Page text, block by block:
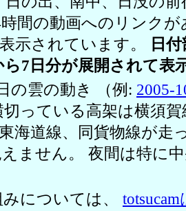
間の動画へのリンク
示されています。
日
ら7日分が展開されて表
の雲の動き （例: 2005-
切っている高架は横須
海道線、同貨物線が走
ません。 夜間は特に
みについては、